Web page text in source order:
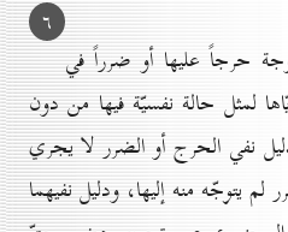
٦
حرجاً عليها أو ضرراً في
لمثل حالة نفسيّة فيها من دون
نفي الحرج أو الضرر لا يجري
يتوجّه منه إليها، ودليل نفيهما